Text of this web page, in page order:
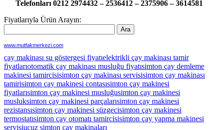
Telefonları 0212 2974432 – 2536412 – 2375906 – 3614581
Fiyatlarıyla Ürün Arayın:
www.mutfakmerkezi.com
çay makinası su göstergesi fiyatıelektrikli çay makinası tamir
fiyatlarıotomatik çay makinası musluğu fiyatısimton çay demleme
makinesi tamircisisimton çay makinası servisisimton çay makinası
tamirisimton çay makinesi contasısimton çay makinesi
fiyatlarısimton çay makinesi musluğusimton çay makinesi
musluksimton çay makinesi parçalarısimton çay makinesi
rezistansısimton çay makinesi süzgecisimton çay makinesi
termostatısimton çay otomatı tamircisisimton çay yapma makinesi
servisiucuz simton çay makinaları